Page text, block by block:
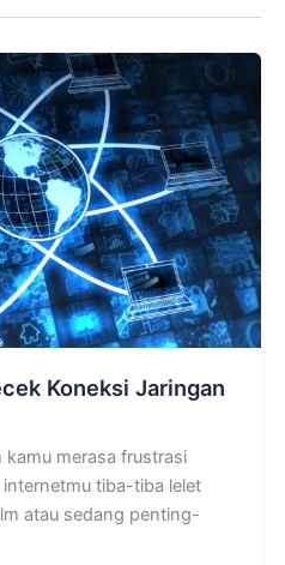
Koneksi Jaringan
merasa frustrasi
tiba-tiba lelet
atau sedang penting-